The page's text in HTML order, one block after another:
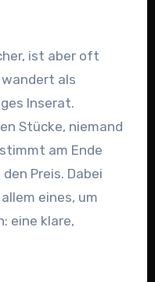
ist aber oft
wandert als
Inserat.
Stücke, niemand
am Ende
Preis. Dabei
eines, um
eine klare,